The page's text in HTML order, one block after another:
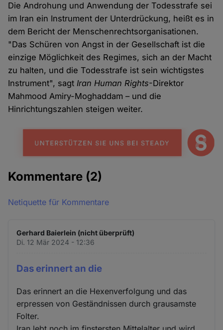
Die Androhung und Anwendung der Todesstrafe sei
im Iran ein Instrument der Unterdrückung, heißt es in
dem Bericht der Menschenrechtsorganisationen.
"Das Schüren von Angst in der Gesellschaft ist die
einzige Möglichkeit des Regimes, sich an der Macht
zu halten, und die Todesstrafe ist sein wichtigstes
Instrument", sagtIran Human Rights-Direktor
Mahmood Amiry-Moghaddam – und die
Hinrichtungszahlen steigen weiter.
Kommentare (2)
Netiquette für Kommentare
Gerhard Baierlein (nicht überprüft)
Di. 12 Mär 2024 - 12:36
Das erinnert an die
Das erinnert an die Hexenverfolgung und das
erpressen von Geständnissen durch grausamste
Folter.